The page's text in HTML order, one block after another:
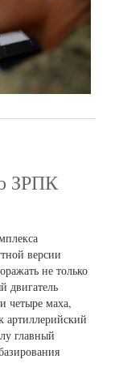
ЗРПК
версии
не только
двигатель
четыре маха,
артиллерийский
главный